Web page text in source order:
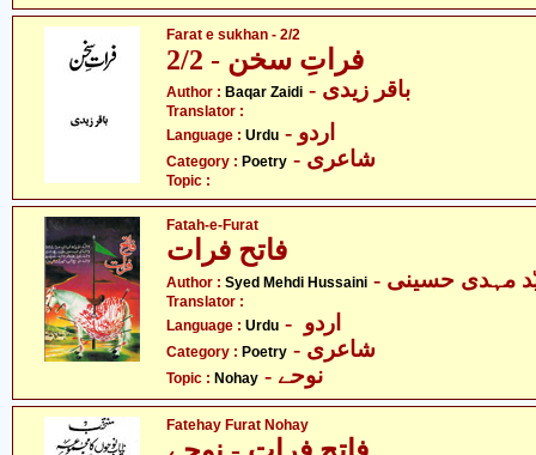
Farat e sukhan - 2/2
فراتِ سخن - 2/2
Author : Baqar Zaidi - باقر زیدی
Translator :
Language : Urdu - اردو
Category : Poetry - شاعری
Topic :
Fatah-e-Furat
Author : Syed Mehdi Hussaini مہدی حسینی
Translator :
Language : Urdu
Category : Poetry - شاعری
Topic : Nohay
Fatehay Furat Nohay